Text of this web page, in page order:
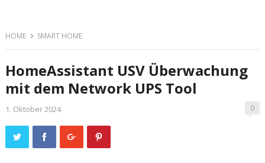
HOME SMART HOME
HomeAssistant USV Überwachung
mit dem Network UPS Tool
1. Oktober 2024 0